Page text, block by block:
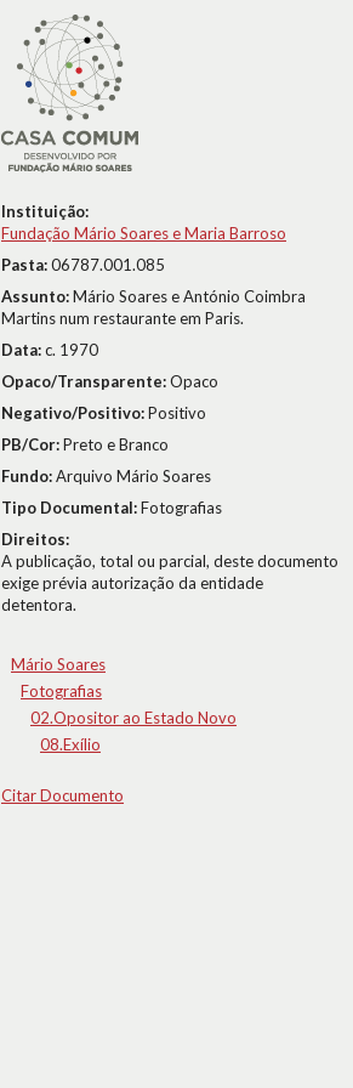
Instituição:
Fundação Mário Soares e Maria Barroso
Pasta:06787.001.085
Assunto:Mário Soares e António Coimbra
Martins num restaurante em Paris.
Data:c. 1970
Opaco/Transparente:Opaco
Negativo/Positivo:Positivo
PB/Cor:Preto e Branco
Fundo:Arquivo Mário Soares
Tipo Documental:Fotografias
Direitos:
A publicação, total ou parcial, deste documento
exige prévia autorização da entidade
detentora.
Mário Soares
Fotografias
02.Opositor ao Estado Novo
08.Exílio
Citar Documento